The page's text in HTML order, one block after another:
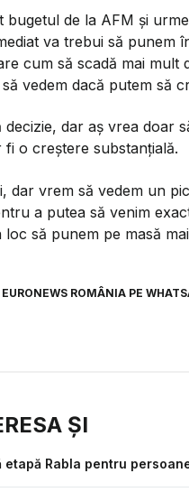
de la AFM și
va trebui să
cum să scadă mai
vedem dacă putem să
dar aș vrea doar
o creștere substanțială.
dar vrem să vedem un
a putea să venim
să punem pe masă
ROMÂNIA PE
ȘI
etapă Rabla pentru